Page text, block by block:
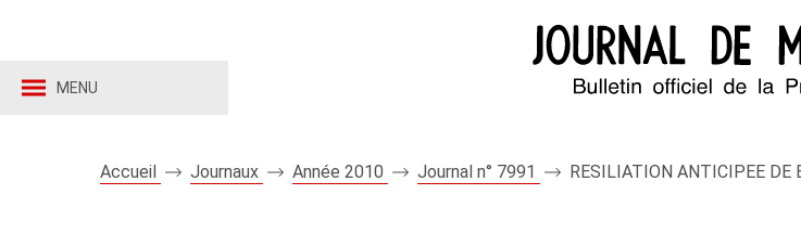
MENU
Accueil Journaux Année 2010 Journal n° 7991 RESILIATION ANTICIPEE